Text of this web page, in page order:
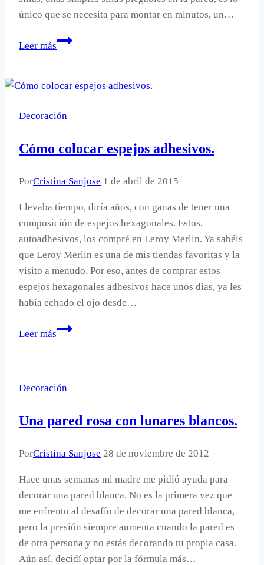
único que se necesita para montar en minutos, un…
Leer más
Un
fácil
barato
sillas.
Decoración
Cómo colocar espejos adhesivos.
PorCristina Sanjose 1 de abril de 2015
Llevaba tiempo, diría años, con ganas de tener una
composición de espejos hexagonales. Estos,
autoadhesivos, los compré en Leroy Merlin. Ya sabéis
que Leroy Merlin es una de mis tiendas favoritas y la
visito a menudo. Por eso, antes de comprar estos
espejos hexagonales adhesivos hace unos días, ya les
había echado el ojo desde…
Leer más
Cómo
Decoración
Una pared rosa con lunares blancos.
PorCristina Sanjose 28 de noviembre de 2012
Hace unas semanas mi madre me pidió ayuda para
decorar una pared blanca. No es la primera vez que
me enfrento al desafío de decorar una pared blanca,
pero la presión siempre aumenta cuando la pared es
de otra persona y no estás decorando tu propia casa.
Aún así, decidí optar por la fórmula más…